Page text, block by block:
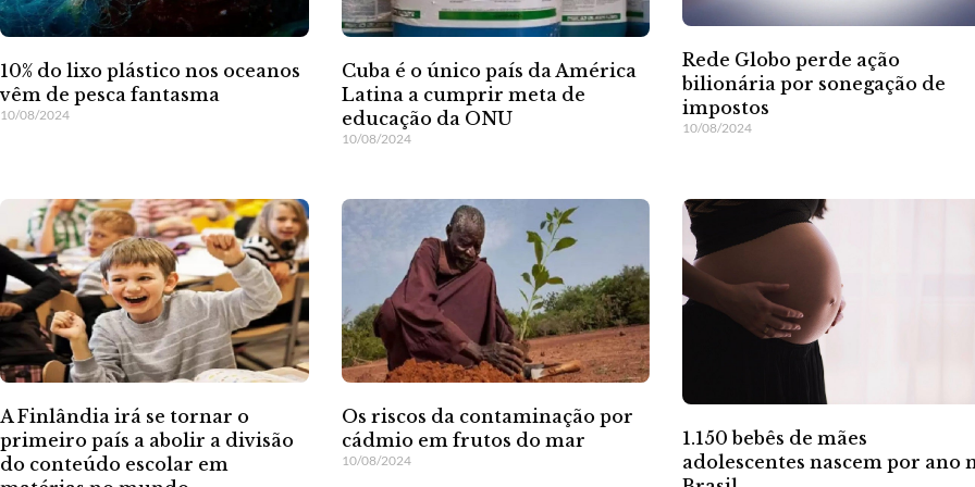
10% do lixo plástico nos oceanos
vêm de pesca fantasma
10/08/2024
Cuba é o único país da América
Latina a cumprir meta de
educação da ONU
10/08/2024
Rede Globo perde ação
bilionária por sonegação de
impostos
10/08/2024
A Finlândia irá se tornar o
primeiro país a abolir a divisão
do conteúdo escolar em
Os riscos da contaminação por
cádmio em frutos do mar
10/08/2024
1.150 bebês de mães
adolescentes nascem por ano